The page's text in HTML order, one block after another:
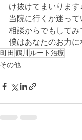
け抜けてまいります
当院に行くか迷っ
相談からでもして
僕はあなたのお力に
町田 鶴川 ルート治療
その他